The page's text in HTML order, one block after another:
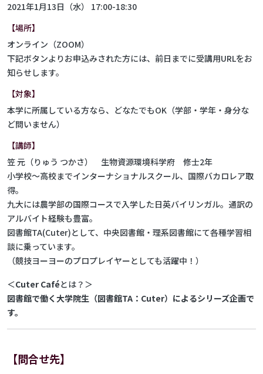
2021年1月13日（水） 17:00-18:30
【場所】
オンライン（ZOOM）
下記ボタンよりお申込みされた方には、前日までに受講用URLをお
知らせします。
【対象】
本学に所属している方なら、どなたでもOK（学部・学年・身分な
ど問いません）
【講師】
笠 元（りゅう つかさ） 生物資源環境科学府 修士2年
小学校～高校までインターナショナルスクール、国際バカロレア取
得。
九大には農学部の国際コースで入学した日英バイリンガル。通訳の
アルバイト経験も豊富。
図書館TA(Cuter)として、中央図書館・理系図書館にて各種学習相
談に乗っています。
（競技ヨーヨーのプロプレイヤーとしても活躍中！）
＜Cuter Caféとは？＞
図書館で働く大学院生（図書館TA：Cuter）によるシリーズ企画で
す。
【問合せ先】